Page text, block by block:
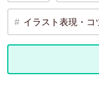
イラスト表現・コ